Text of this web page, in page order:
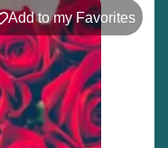
Add to my Favorites